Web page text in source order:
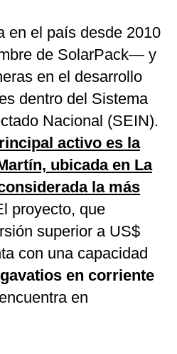
en el país desde 2010
de SolarPack— y
en el desarrollo
dentro del Sistema
Nacional (SEIN).
activo es la
ubicada en La
la más
proyecto, que
superior a US$
con una capacidad
en corriente
en